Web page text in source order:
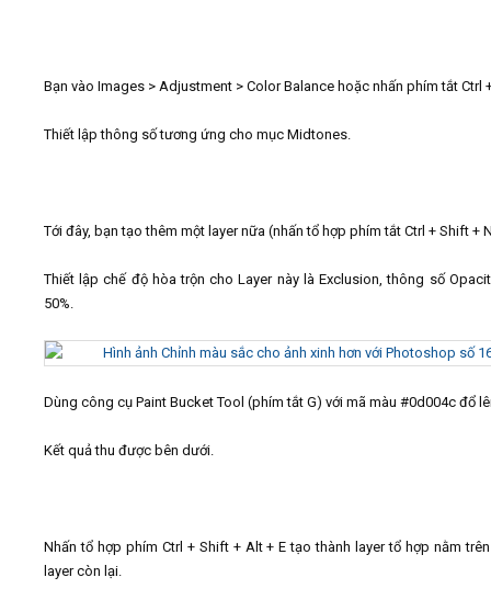
Bạn vào Images > Adjustment > Color Balance hoặc nhấn phím tắt Ctrl
Thiết lập thông số tương ứng cho mục Midtones.
Tới đây, bạn tạo thêm một layer nữa (nhấn tổ hợp phím tắt Ctrl + Shift +
Thiết lập chế độ hòa trộn cho Layer này là Exclusion, thông số
50%.
Dùng công cụ Paint Bucket Tool (phím tắt G) với mã màu #0d004c đổ
Kết quả thu được bên dưới.
Nhấn tổ hợp phím Ctrl + Shift + Alt + E tạo thành layer tổ hợp nằm
layer còn lại.